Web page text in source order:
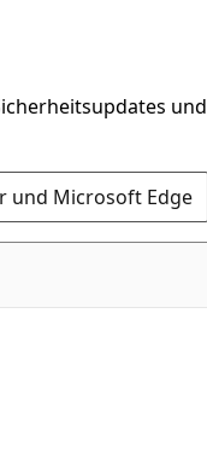
und
und Microsoft Edge